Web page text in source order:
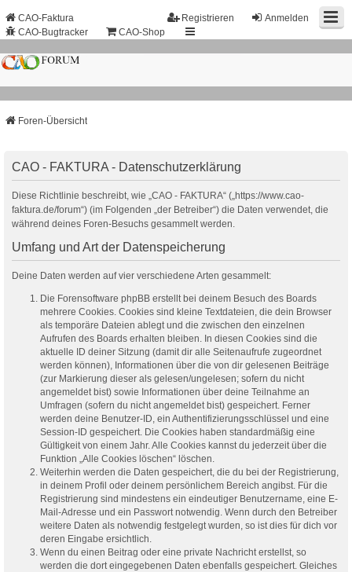
Anmelden
Registrieren
CAO-Faktura
CAO-Bugtracker
CAO-Shop
Foren-Übersicht
CAO - FAKTURA - Datenschutzerklärung
Diese Richtlinie beschreibt, wie „CAO - FAKTURA“ („https://www.cao-
faktura.de/forum“) (im Folgenden „der Betreiber“) die Daten verwendet, die
während deines Foren-Besuchs gesammelt werden.
Umfang und Art der Datenspeicherung
Deine Daten werden auf vier verschiedene Arten gesammelt:
Die Forensoftware phpBB erstellt bei deinem Besuch des Boards
mehrere Cookies. Cookies sind kleine Textdateien, die dein Browser
als temporäre Dateien ablegt und die zwischen den einzelnen
Aufrufen des Boards erhalten bleiben. In diesen Cookies sind die
aktuelle ID deiner Sitzung (damit dir alle Seitenaufrufe zugeordnet
werden können), Informationen über die von dir gelesenen Beiträge
(zur Markierung dieser als gelesen/ungelesen; sofern du nicht
angemeldet bist) sowie Informationen über deine Teilnahme an
Umfragen (sofern du nicht angemeldet bist) gespeichert. Ferner
werden deine Benutzer-ID, ein Authentifizierungsschlüssel und eine
Session-ID gespeichert. Die Cookies haben standardmäßig eine
Gültigkeit von einem Jahr. Alle Cookies kannst du jederzeit über die
Funktion „Alle Cookies löschen“ löschen.
Weiterhin werden die Daten gespeichert, die du bei der Registrierung,
in deinem Profil oder deinem persönlichem Bereich angibst. Für die
Registrierung sind mindestens ein eindeutiger Benutzername, eine E-
Mail-Adresse und ein Passwort notwendig. Wenn durch den Betreiber
weitere Daten als notwendig festgelegt wurden, so ist dies für dich vor
deren Eingabe ersichtlich.
Wenn du einen Beitrag oder eine private Nachricht erstellst, so
werden die dort eingegebenen Daten ebenfalls gespeichert. Gleiches